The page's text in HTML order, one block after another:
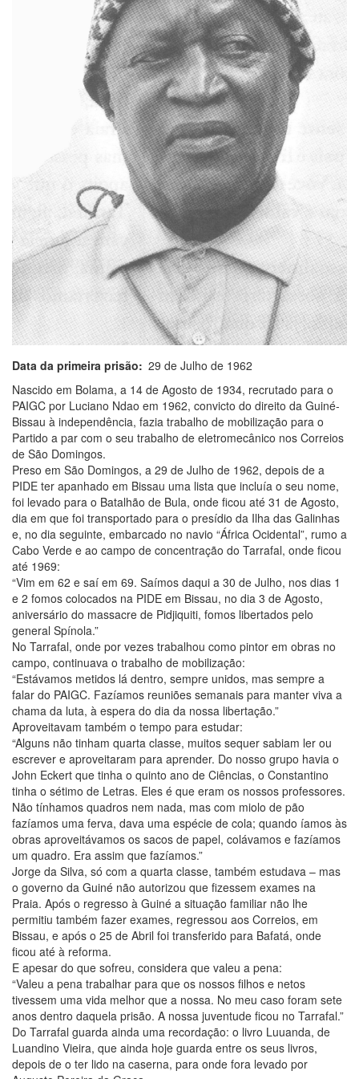
Data da primeira prisão
29 de Julho de 1962
Nascido em Bolama, a 14 de Agosto de 1934, recrutado para o
PAIGC por Luciano Ndao em 1962, convicto do direito da Guiné-
Bissau à independência, fazia trabalho de mobilização para o
Partido a par com o seu trabalho de eletromecânico nos Correios
de São Domingos.
Preso em São Domingos, a 29 de Julho de 1962, depois de a
PIDE ter apanhado em Bissau uma lista que incluía o seu nome,
foi levado para o Batalhão de Bula, onde ficou até 31 de Agosto,
dia em que foi transportado para o presídio da Ilha das Galinhas
e, no dia seguinte, embarcado no navio “África Ocidental”, rumo a
Cabo Verde e ao campo de concentração do Tarrafal, onde ficou
até 1969:
“Vim em 62 e saí em 69. Saímos daqui a 30 de Julho, nos dias 1
e 2 fomos colocados na PIDE em Bissau, no dia 3 de Agosto,
aniversário do massacre de Pidjiquiti, fomos libertados pelo
general Spínola.”
No Tarrafal, onde por vezes trabalhou como pintor em obras no
campo, continuava o trabalho de mobilização:
“Estávamos metidos lá dentro, sempre unidos, mas sempre a
falar do PAIGC. Fazíamos reuniões semanais para manter viva a
chama da luta, à espera do dia da nossa libertação.”
Aproveitavam também o tempo para estudar:
“Alguns não tinham quarta classe, muitos sequer sabiam ler ou
escrever e aproveitaram para aprender. Do nosso grupo havia o
John Eckert que tinha o quinto ano de Ciências, o Constantino
tinha o sétimo de Letras. Eles é que eram os nossos professores.
Não tínhamos quadros nem nada, mas com miolo de pão
fazíamos uma ferva, dava uma espécie de cola; quando íamos às
obras aproveitávamos os sacos de papel, colávamos e fazíamos
um quadro. Era assim que fazíamos.”
Jorge da Silva, só com a quarta classe, também estudava – mas
o governo da Guiné não autorizou que fizessem exames na
Praia. Após o regresso à Guiné a situação familiar não lhe
permitiu também fazer exames, regressou aos Correios, em
Bissau, e após o 25 de Abril foi transferido para Bafatá, onde
ficou até à reforma.
E apesar do que sofreu, considera que valeu a pena:
“Valeu a pena trabalhar para que os nossos filhos e netos
tivessem uma vida melhor que a nossa. No meu caso foram sete
anos dentro daquela prisão. A nossa juventude ficou no Tarrafal.”
Do Tarrafal guarda ainda uma recordação: o livro Luuanda, de
Luandino Vieira, que ainda hoje guarda entre os seus livros,
depois de o ter lido na caserna, para onde fora levado por